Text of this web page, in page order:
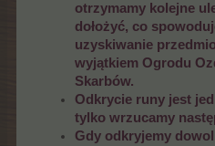
otrzymamy kolejne
dołożyć, co
uzyskiwanie
wyjątkiem Ogrodu
Skarbów.
Odkrycie runy jest
tylko wrzucamy
Gdy odkryjemy